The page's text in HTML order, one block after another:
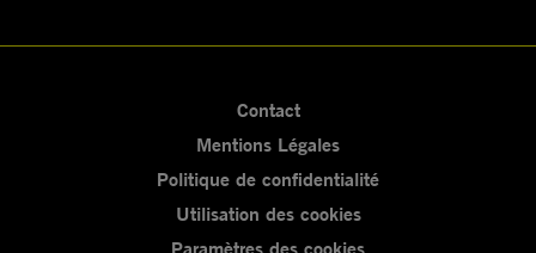
Contact
Mentions Légales
Politique de confidentialité
Utilisation des cookies
Paramètres des cookies